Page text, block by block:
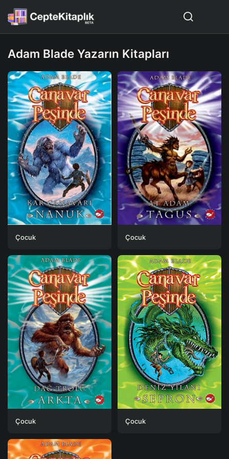
Adam Blade Yazarın Kitapları
Çocuk Çocuk
Çocuk Çocuk